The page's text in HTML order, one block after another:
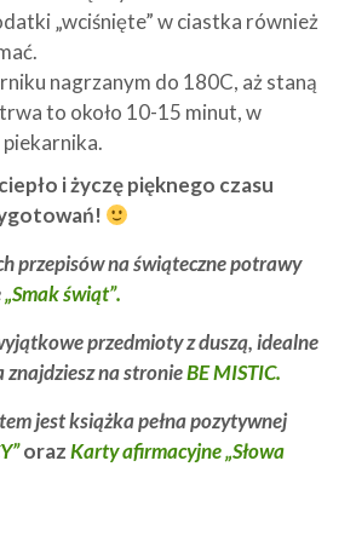
„wciśnięte” w ciastka również
nagrzanym do 180C, aż staną
to około 10-15 minut, w
i życzę pięknego czasu
przepisów na świąteczne potrawy
„Smak świąt”.
przedmioty z duszą, idealne
znajdziesz na stronieBE MISTIC.
jest książka pełna pozytywnej
orazKarty afirmacyjne „Słowa